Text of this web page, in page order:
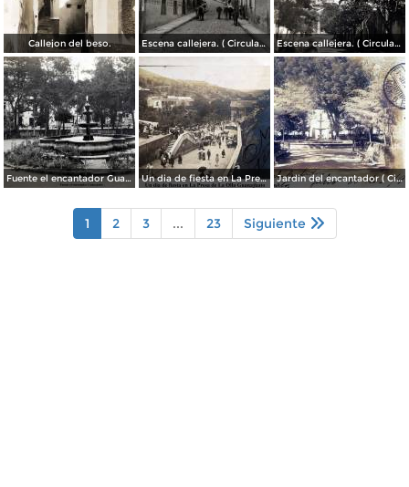
Callejon del beso. Escena callejera. ( Circulada el 13 de Mayo de 1941 ). Escena callejera. ( Circulada el 14 de Diciembre de 1930 ).
Fuente el encantador Guanajuato. Un dia de fiesta en La Presa de La Olla Guanajuato ( Circulada el 9 de Agosto de 1905 ). Jardin del encantador ( Circulada el 30 de Julio de 1905 ).
1 2 3 ... 23 Siguiente